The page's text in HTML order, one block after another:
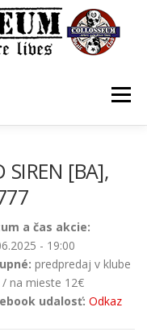
Menu
SIREN [BA],
a čas akcie:
- 19:00
predpredaj v klube
/ na mieste 12€
udalosť: Odkaz